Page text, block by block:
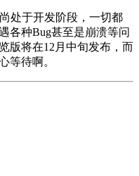
处于开发阶段，一切都
各种Bug甚至是崩溃等问
版将在12月中旬发布，而
等待啊。